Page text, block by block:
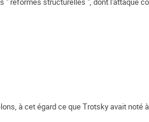
à cet égard ce que Trotsky avait noté